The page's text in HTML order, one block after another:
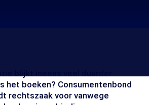
het boeken? Consumentenbond
rechtszaak voor vanwege